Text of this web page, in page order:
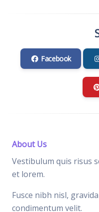
Facebook
About Us
Vestibulum quis risus
et lorem.
Fusce nibh nisl,
condimentum velit.